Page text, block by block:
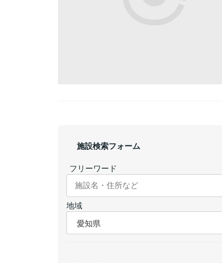
施設検索フォーム
フリーワード
地域